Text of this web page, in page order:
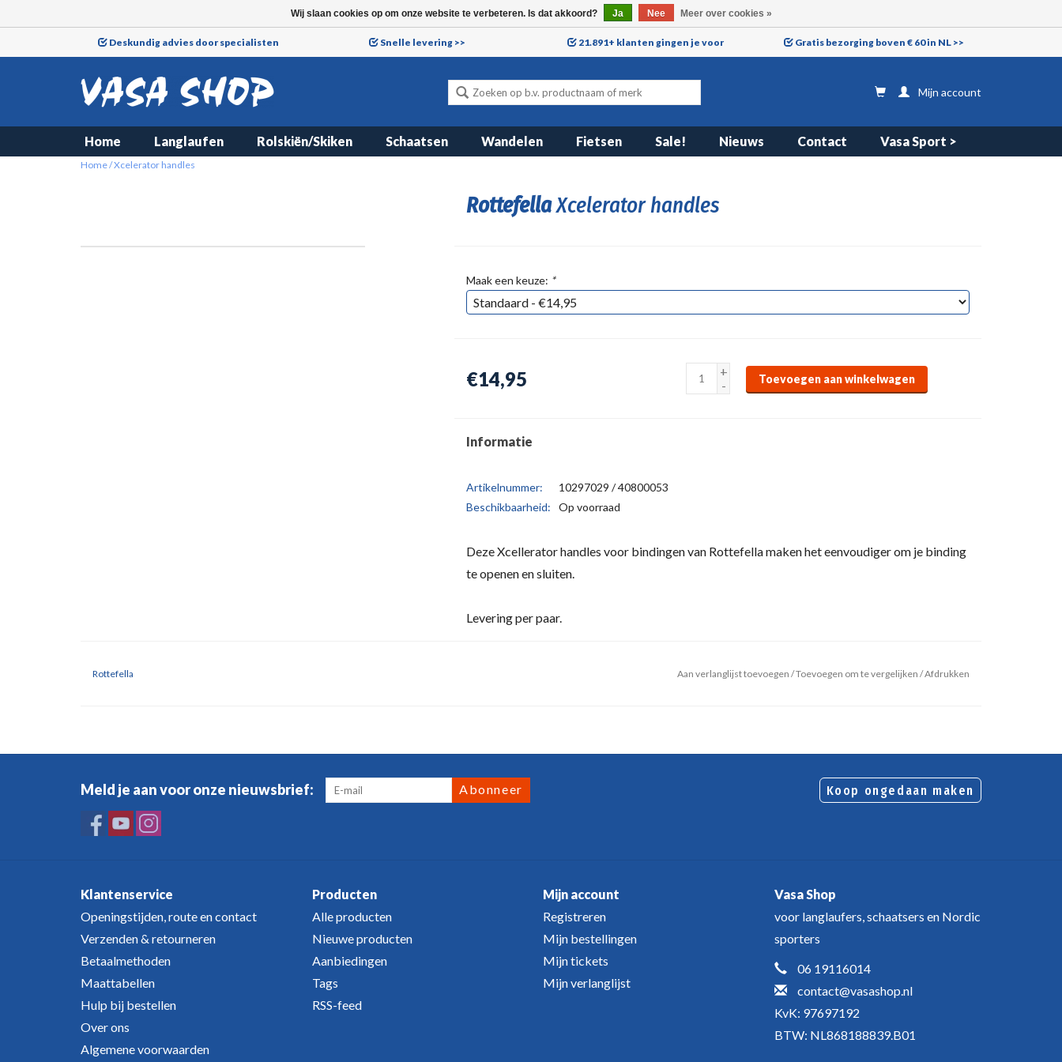
Deskundig advies door specialisten Snelle levering >> 21.891+ klanten gingen je voor Gratis bezorging boven € 60 in NL >>
Mijn account
Home Langlaufen Rolskiën/Skiken Schaatsen Wandelen Fietsen Sale! Nieuws Contact Vasa Sport >
Home/Xcelerator handles
RottefellaXcelerator handles
Maak een keuze: *
€14,95
+
-
Toevoegen aan winkelwagen
Informatie
Artikelnummer:
10297029 / 40800053
Beschikbaarheid:
Op voorraad
Deze Xcellerator handles voor bindingen van Rottefella maken het eenvoudiger om je binding
te openen en sluiten.
Levering per paar.
Rottefella Aan verlanglijst toevoegen /Toevoegen om te vergelijken /Afdrukken
Meld je aan voor onze nieuwsbrief: Abonneer Koop ongedaan maken
Klantenservice
Openingstijden, route en contact
Verzenden & retourneren
Betaalmethoden
Maattabellen
Hulp bij bestellen
Over ons
Algemene voorwaarden
Producten
Alle producten
Nieuwe producten
Aanbiedingen
Tags
RSS-feed
Mijn account
Registreren
Mijn bestellingen
Mijn tickets
Mijn verlanglijst
Vasa Shop
voor langlaufers, schaatsers en Nordic
sporters
06 19116014
contact@vasashop.nl
KvK: 97697192
BTW: NL868188839.B01
Wij slaan cookies op om onze website te verbeteren. Is dat akkoord? Ja Nee Meer over cookies »